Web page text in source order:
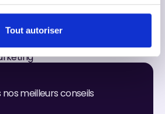
Tout autoriser
Instagram
LinkedIn
nos meilleurs conseils